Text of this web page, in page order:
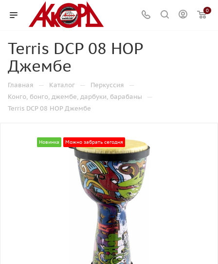
0
Terris DCP 08 HOP
Джембе
Главная — Каталог — Перкуссия —
Конго, бонго, джембе, дарбуки, барабаны —
Terris DCP 08 HOP Джембе
Новинка Можно забрать сегодня